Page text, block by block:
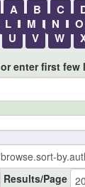
A B C
L M N O
U V W
or enter first few
Results/Page